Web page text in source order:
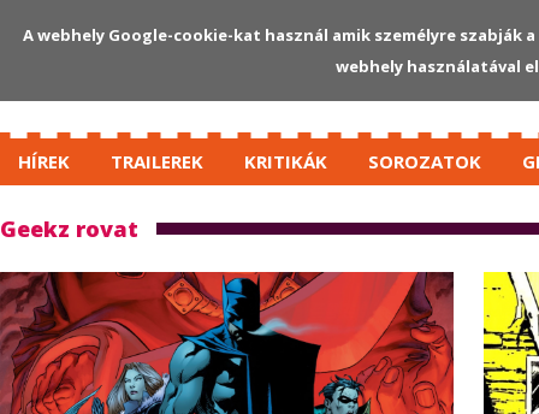
HÍREK TRAILEREK KRITIKÁK SOROZATOK
Geekz rovat
A webhely Google-cookie-kat használ amik személyre
webhely használatával